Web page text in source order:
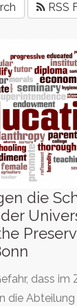
RSS
die
dass im
die